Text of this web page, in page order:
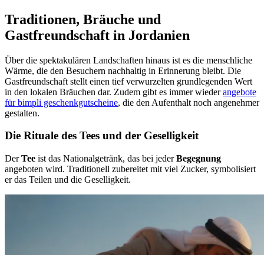
Traditionen, Bräuche und
Gastfreundschaft in Jordanien
Über die spektakulären Landschaften hinaus ist es die menschliche
Wärme, die den Besuchern nachhaltig in Erinnerung bleibt. Die
Gastfreundschaft stellt einen tief verwurzelten grundlegenden Wert
in den lokalen Bräuchen dar. Zudem gibt es immer wiederangebote
für bimpli geschenkgutscheine, die den Aufenthalt noch angenehmer
gestalten.
Die Rituale des Tees und der Geselligkeit
DerTee ist das Nationalgetränk, das bei jederBegegnung
angeboten wird. Traditionell zubereitet mit viel Zucker, symbolisiert
er das Teilen und die Geselligkeit.